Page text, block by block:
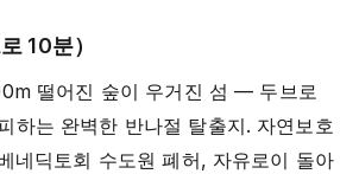
10분）
떨어진 숲이 우거진 섬 — 두브로
하는 완벽한 반나절 탈출지. 자연보호
네딕토회 수도원 폐허, 자유로이 돌아